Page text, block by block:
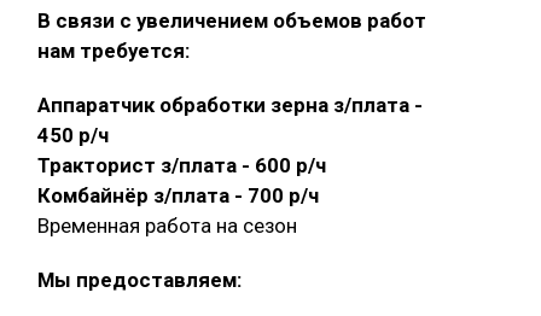
В связи с увеличением объемов работ
нам требуется:
Аппаратчик обработки зерна з/плата -
450 р/ч
Тракторист з/плата - 600 р/ч
Комбайнёр з/плата - 700 р/ч
Временная работа на сезон
Мы предоставляем: